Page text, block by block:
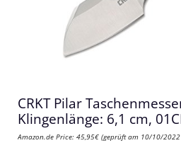
CRKT Pilar
Klingenlänge: 6,1 cm,
Amazon.de Price: 45,95€ (geprüft am 10/10/2022